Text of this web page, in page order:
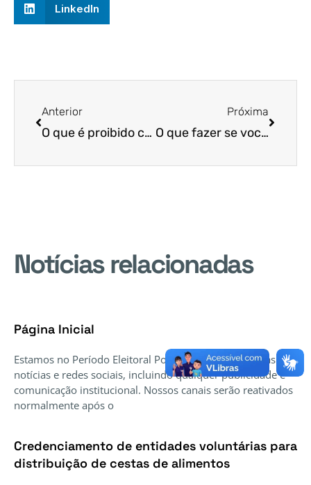
LinkedIn
Anterior
O que é proibido comprar com o cartão Ceará sem Fome?
Próxima
O que fazer se você for morar em outra cidade?
Notícias relacionadas
Página Inicial
Estamos no Período Eleitoral Por isso, estão suspensas
notícias e redes sociais, incluindo qualquer publicidade e
comunicação institucional. Nossos canais serão reativados
normalmente após o
Credenciamento de entidades voluntárias para
distribuição de cestas de alimentos